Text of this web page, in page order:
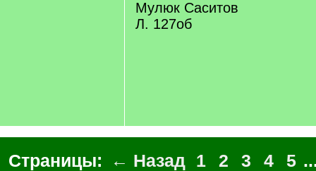
Мулюк Саситов
Л. 127об
Страницы: ← Назад 1 2 3 4 5